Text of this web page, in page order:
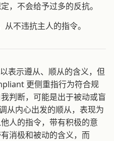
，不会给予过多的反抗。
不违抗主人的指令。
表示遵从、顺从的含义，但
更侧重指行为符合规
判断，可能是出于被动或盲
从内心出发的顺从，表现为
人的指令，带有积极的意
消极和被动的含义，而